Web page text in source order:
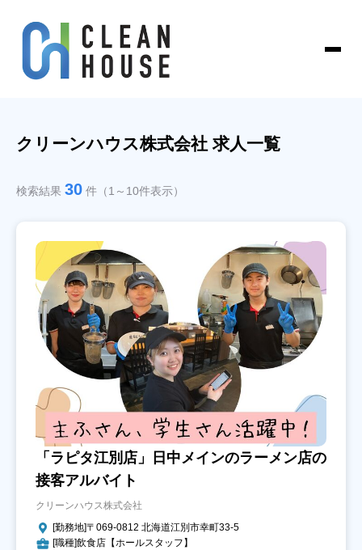
クリーンハウス株式会社 求人一覧
検索結果 30 件（1～10件表示）
「ラピタ江別店」日中メインのラーメン店の
接客アルバイト
クリーンハウス株式会社
[勤務地]〒069-0812 北海道江別市幸町33-5
[職種]飲食店【ホールスタッフ】